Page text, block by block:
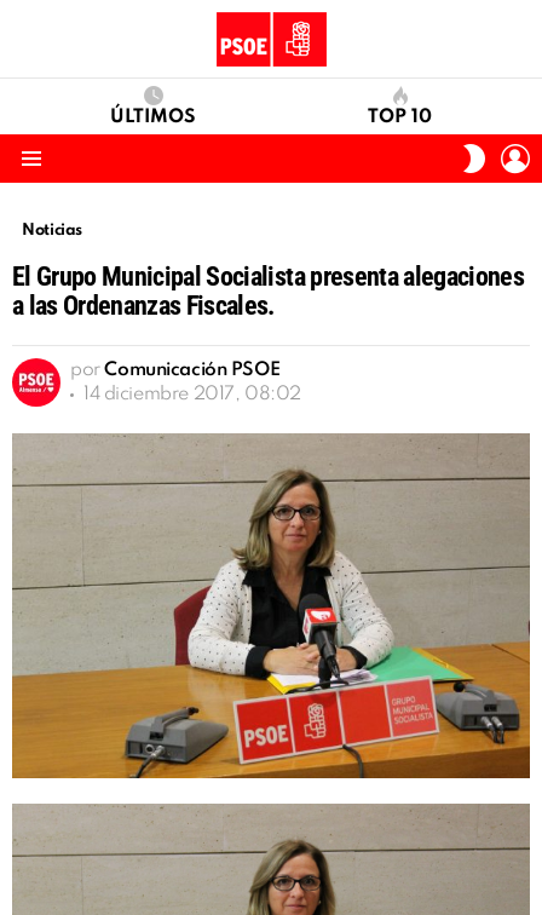
ÚLTIMOS TOP 10
SKIN
Noticias
El Grupo Municipal Socialista presenta alegaciones
a las Ordenanzas Fiscales.
por Comunicación PSOE
14 diciembre 2017, 08:02